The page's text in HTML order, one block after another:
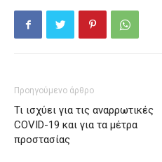
Προηγούμενο άρθρο
Τι ισχύει για τις αναρρωτικές
COVID-19 και για τα μέτρα
προστασίας